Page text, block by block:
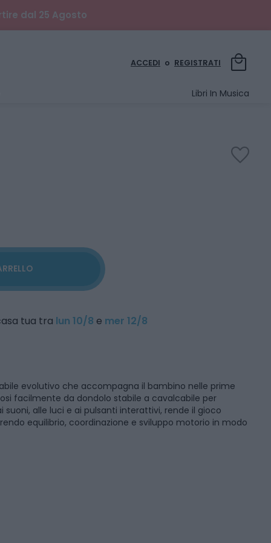
dal 25 Agosto
ACCEDI o REGISTRATI local_mall
Libri In Musica
favorite
tua tra lun 10/8 e mer 12/8
evolutivo che accompagna il bambino nelle prime
facilmente da dondolo stabile a cavalcabile per
suoni, alle luci e ai pulsanti interattivi, rende il gioco
equilibrio, coordinazione e sviluppo motorio in modo